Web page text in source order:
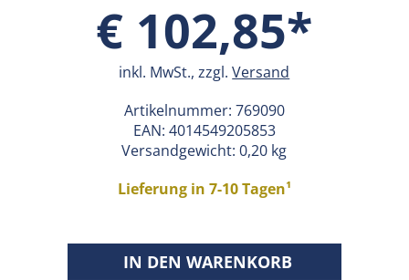
€ 102,85*
inkl. MwSt., zzgl.Versand
Artikelnummer: 769090
EAN: 4014549205853
Versandgewicht: 0,20 kg
Lieferung in 7-10 Tagen¹
IN DEN WARENKORB